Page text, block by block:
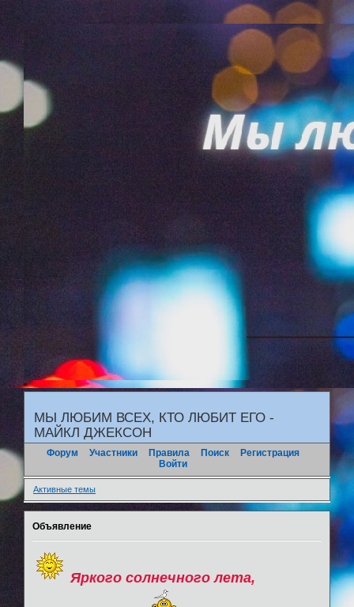
"
МЫ ЛЮБИМ ВСЕХ, КТО ЛЮБИТ ЕГО -
МАЙКЛ ДЖЕКСОН
Форум Участники Правила Поиск
Регистрация
Войти
Активные темы
Объявление
Яркого солнечного лета,